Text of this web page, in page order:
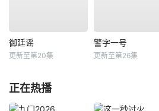
御廷谣
更新至第20集
警字一号
更新至第26集
正在热播